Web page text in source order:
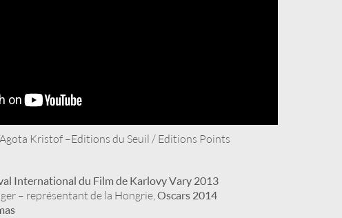
Kristof – Editions du Seuil / Editions Points
International du Film de Karlovy Vary 2013
– représentant de la Hongrie,Oscars 2014